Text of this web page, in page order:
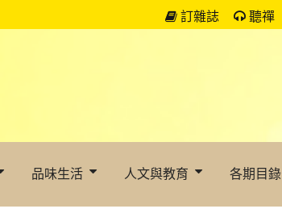
訂雜誌 聽禪
品味生活 人文與教育 各期目錄